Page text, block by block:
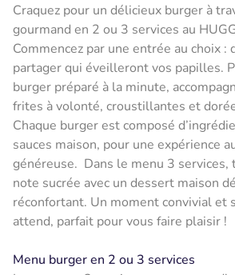
Craquez pour un délicieux burger à
gourmand en 2 ou 3 services au
Commencez par une entrée au choix :
partager qui éveilleront vos papilles.
burger préparé à la minute,
frites à volonté, croustillantes et
Chaque burger est composé
sauces maison, pour une expérience
généreuse. Dans le menu 3 services,
note sucrée avec un dessert maison
réconfortant. Un moment convivial et
attend, parfait pour vous faire plaisir !
Menu burger en 2 ou 3 services